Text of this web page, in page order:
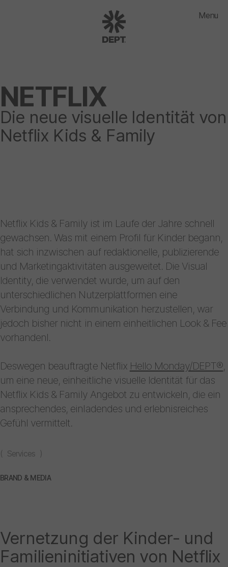
Menu
NETFLIX
Die neue visuelle Identität von
Netflix Kids & Family
( Services )
BRAND & MEDIA
Netflix Kids & Family ist im Laufe der Jahre schnell
gewachsen. Was mit einem Profil für Kinder begann,
hat sich inzwischen auf redaktionelle, publizierende
und Marketingaktivitäten ausgeweitet. Die Visual
Identity, die verwendet wurde, um auf den
unterschiedlichen Nutzerplattformen eine
Verbindung und Kommunikation herzustellen, war
jedoch bisher nicht in einem einheitlichen Look & Fee
vorhandenl.
Deswegen beauftragte Netflix Hello Monday/DEPT®
um eine neue, einheitliche visuelle Identität für das
Netflix Kids & Family Angebot zu entwickeln, die ein
ansprechendes, einladendes und erlebnisreiches
Gefühl vermittelt.
Vernetzung der Kinder- und
Familieninitiativen von Netflix